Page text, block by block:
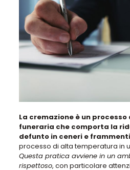
La cremazione è un
funeraria che comporta la
defunto in ceneri e
processo di alta temperatura in
Questa pratica avviene in un
rispettoso, con particolare